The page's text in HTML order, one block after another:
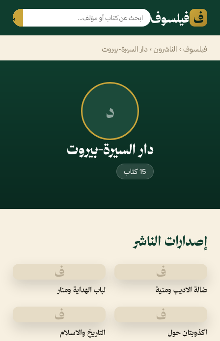
ف فيلسوف بحث
فيلسوف › الناشرون › دار السيرة-بيروت
د
دار السيرة-بيروت
15 كتاب
إصدارات الناشر
ف
ضالة الاديب ومنية
ف
لباب الهداية ومنار
ف
اكذوبتان حول
ف
التاريخ والاسلام